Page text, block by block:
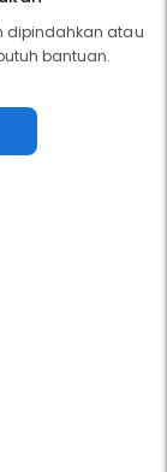
dipindahkan atau
bantuan.